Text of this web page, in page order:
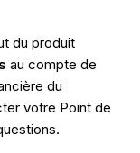
du produit
au compte de
du
votre Point de